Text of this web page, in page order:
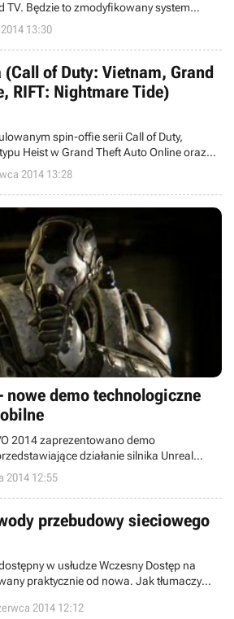
TV. Będzie to zmodyfikowany system
w telewizorach, konsolach i innych
wykorzystujący to rozwiązanie
roku.
13:30
of Duty: Vietnam, Grand
RIFT: Nightmare Tide)
spin-offie serii Call of Duty,
Heist w Grand Theft Auto Online oraz
Witamy w wieściach ze świata - codziennej
2014 13:28
nowe demo technologiczne
2014 zaprezentowano demo
działanie silnika Unreal
mobilnych z procesorem Tegra K1 i
(Android Extension Pack). Graficznie
2014 12:55
przebudowy sieciowego
w usłudze Wczesny Dostęp na
praktycznie od nowa. Jak tłumaczy
Studios, powodem takiej decyzji były
kodem, stworzonym na potrzeby
2014 12:12